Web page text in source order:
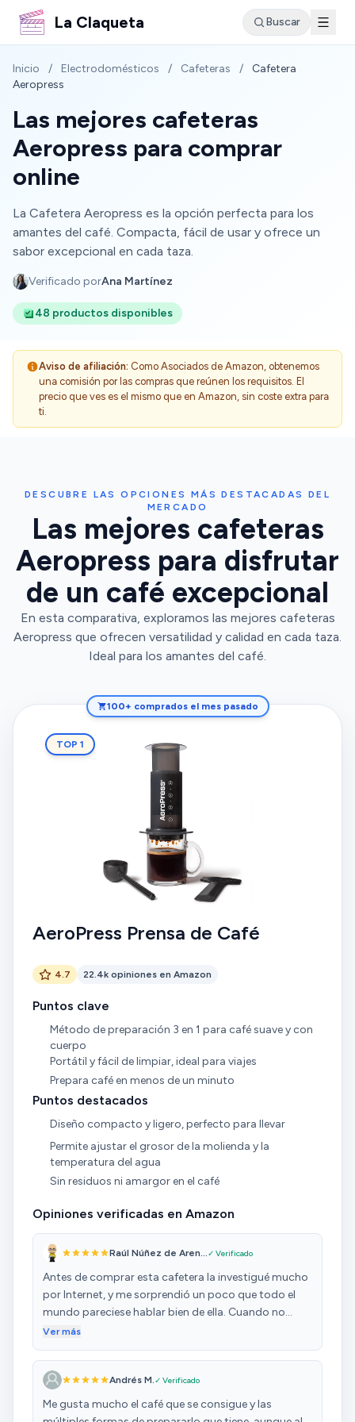
La Claqueta Buscar
Inicio / Electrodomésticos / Cafeteras /
Cafetera
Aeropress
Las mejores cafeteras
Aeropress para comprar
online
La Cafetera Aeropress es la opción perfecta para los
amantes del café. Compacta, fácil de usar y ofrece un
sabor excepcional en cada taza.
Verificado porAna Martínez
48 productos disponibles
Aviso de afiliación: Como Asociados de Amazon, obtenemos
una comisión por las compras que reúnen los requisitos. El
precio que ves es el mismo que en Amazon, sin coste extra para
ti.
DESCUBRE LAS OPCIONES MÁS DESTACADAS DEL
MERCADO
Las mejores cafeteras
Aeropress para disfrutar
de un café excepcional
En esta comparativa, exploramos las mejores cafeteras
Aeropress que ofrecen versatilidad y calidad en cada taza.
Ideal para los amantes del café.
100+ comprados el mes pasado
TOP 1
AeroPress Prensa de Café
4.7 22.4k opiniones en Amazon
Puntos clave
Método de preparación 3 en 1 para café suave y con
cuerpo
Portátil y fácil de limpiar, ideal para viajes
Prepara café en menos de un minuto
Puntos destacados
Diseño compacto y ligero, perfecto para llevar
Permite ajustar el grosor de la molienda y la
temperatura del agua
Sin residuos ni amargor en el café
Opiniones verificadas en Amazon
Raúl Núñez de Aren...✓ Verificado
Antes de comprar esta cafetera la investigué mucho
por Internet, y me sorprendió un poco que todo el
mundo pareciese hablar bien de ella. Cuando no
encuentro opiniones disonantes de un producto, no
convencía, me parecía práctico el poco
mantenimiento que necesitaba y el poder ajustar
factores como el grosor de molienda, la cantidad de
café y de agua, etc. Pues no me arrepiento. Si bien
Ver más
Andrés M.✓ Verificado
Me gusta mucho el café que se consigue y las